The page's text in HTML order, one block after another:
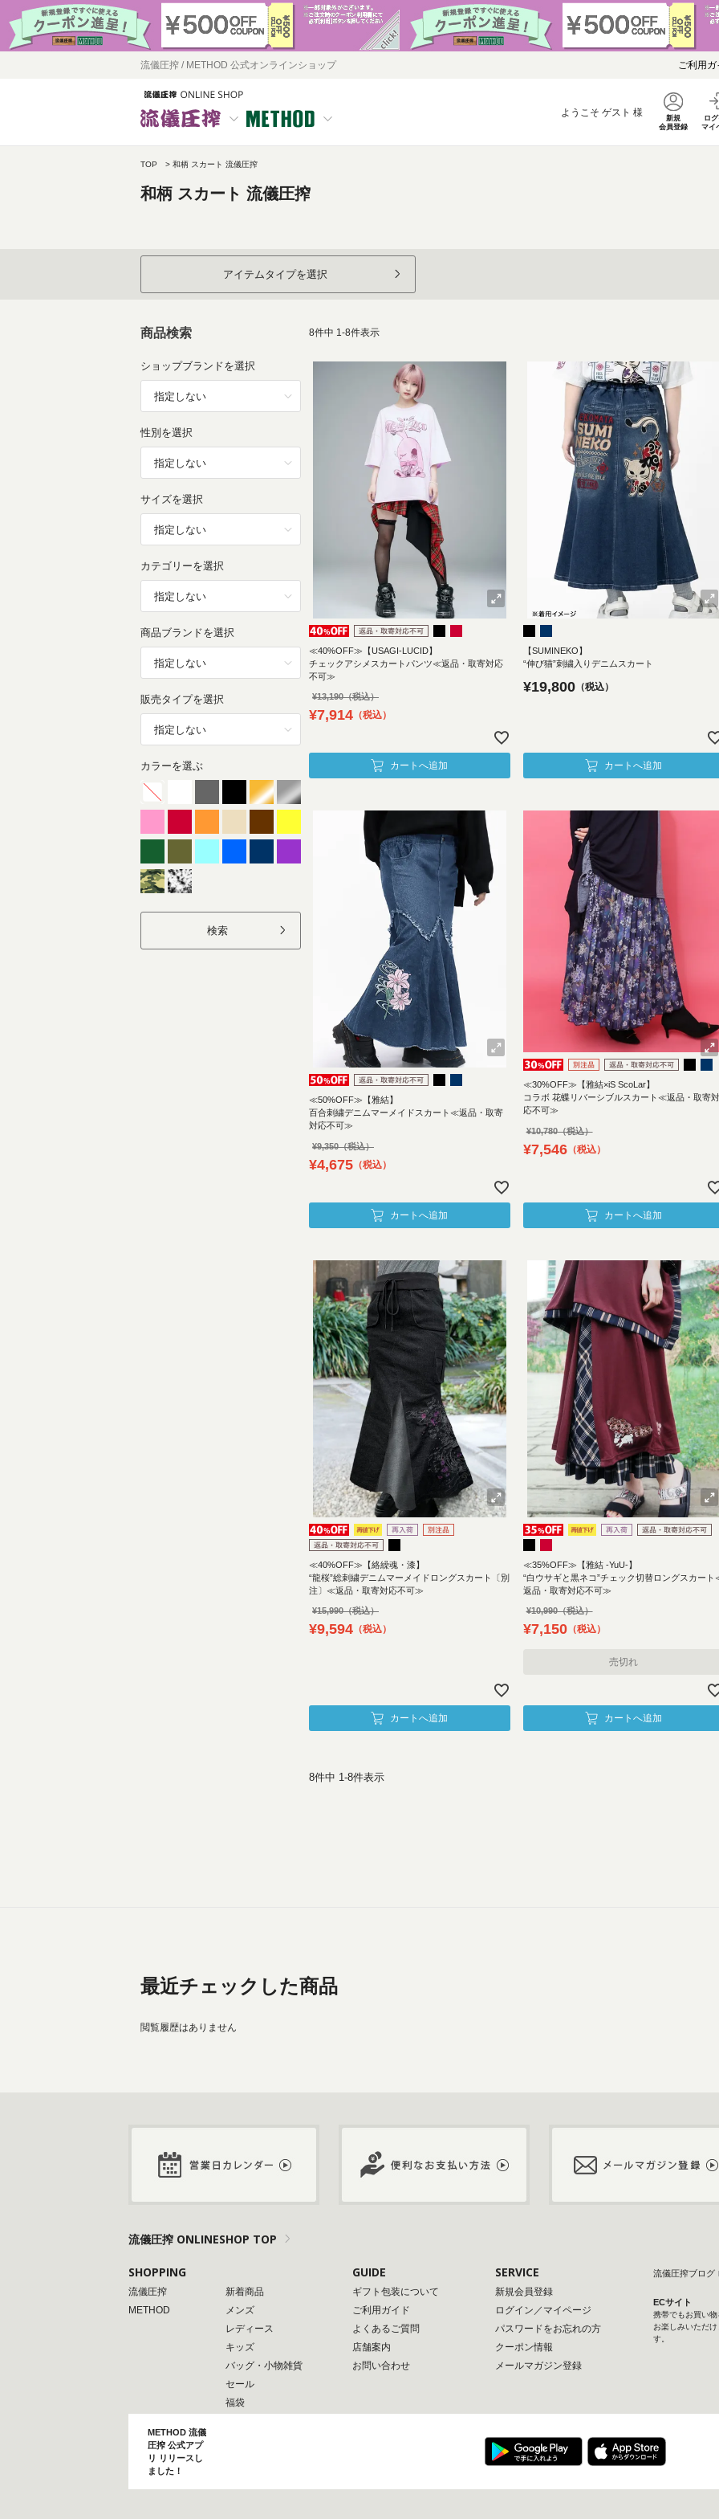
流儀圧搾 / METHOD 公式オンラインショップ ご利用ガ
ようこそ ゲスト 様
新規
会員登録
ロ
マイ
TOP 和柄 スカート 流儀圧搾
和柄 スカート 流儀圧搾
アイテムタイプを選択
商品検索
ショップブランドを選択
性別を選択
サイズを選択
カテゴリーを選択
商品ブランドを選択
販売タイプを選択
カラーを選ぶ
検索
8件中 1-8件表示
≪40%OFF≫【USAGI-LUCID】
チェックアシメスカートパンツ≪返品・取寄対応
不可≫
¥13,190
¥7,914 税込
カートへ追加
【SUMINEKO】
“伸び猫”刺繍入りデニムスカート
¥19,800 税込
カートへ追加
≪50%OFF≫【雅結】
百合刺繍デニムマーメイドスカート≪返品・取寄
対応不可≫
¥9,350
¥4,675 税込
カートへ追加
≪30%OFF≫【雅結×iS ScoLar】
コラボ 花蝶リバーシブルスカート≪返品・取寄対
応不可≫
¥10,780
¥7,546 税込
カートへ追加
≪40%OFF≫【絡繰魂・漆】
“龍桜”総刺繍デニムマーメイドロングスカート〔別
注〕≪返品・取寄対応不可≫
¥15,990
¥9,594 税込
カートへ追加
≪35%OFF≫【雅結 -YuU-】
“白ウサギと黒ネコ”チェック切替ロングスカー
返品・取寄対応不可≫
¥10,990
¥7,150 税込
売切れ
カートへ追加
8件中 1 -8件表示
最近チェックした商品
閲覧履歴はありません
流儀圧搾 ONLINESHOP TOP
SHOPPING
流儀圧搾
METHOD
新着商品
メンズ
レディース
キッズ
バッグ・小物雑貨
セール
福袋
GUIDE
ギフト包装について
ご利用ガイド
よくあるご質問
店舗案内
お問い合わせ
SERVICE
新規会員登録
ログイン／マイページ
パスワードをお忘れの方
クーポン情報
メールマガジン登録
流儀圧搾ブログ
ECサイト
携帯でもお買い物
お楽しみいただけ
す。
METHOD 流儀
圧搾 公式アプ
リ リリースし
ました！